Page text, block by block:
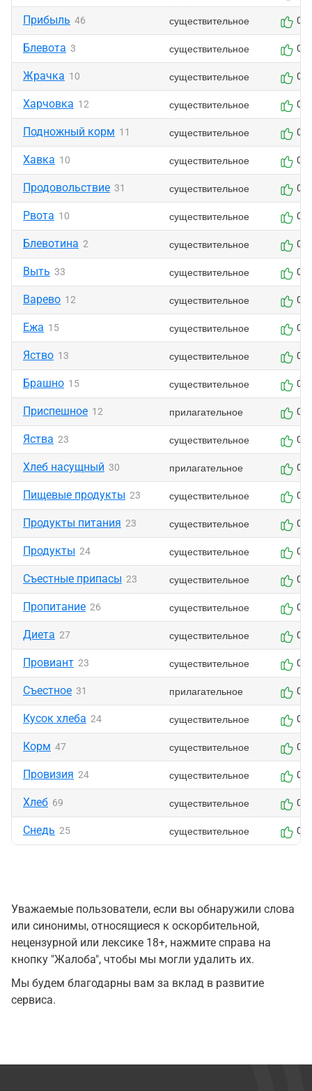
Прибыль 46 существительное 0
Блевота 3 существительное 0
Жрачка 10 существительное 0
Харчовка 12 существительное 0
Подножный корм 11 существительное 0
Хавка 10 существительное 0
Продовольствие 31 существительное 0
Рвота 10 существительное 0
Блевотина 2 существительное 0
Выть 33 существительное 0
Варево 12 существительное 0
Ежа 15 существительное 0
Яство 13 существительное 0
Брашно 15 существительное 0
Приспешное 12 прилагательное 0
Яства 23 существительное 0
Хлеб насущный 30 прилагательное 0
Пищевые продукты 23 существительное 0
Продукты питания 23 существительное 0
Продукты 24 существительное 0
Съестные припасы 23 существительное 0
Пропитание 26 существительное 0
Диета 27 существительное 0
Провиант 23 существительное 0
Съестное 31 прилагательное 0
Кусок хлеба 24 существительное 0
Корм 47 существительное 0
Провизия 24 существительное 0
Хлеб 69 существительное 0
Снедь 25 существительное 0
Уважаемые пользователи, если вы обнаружили слова
или синонимы, относящиеся к оскорбительной,
нецензурной или лексике 18+, нажмите справа на
кнопку "Жалоба", чтобы мы могли удалить их.
Мы будем благодарны вам за вклад в развитие
сервиса.